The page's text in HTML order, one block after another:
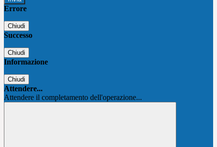
Errore
Chiudi
Successo
Chiudi
Informazione
Chiudi
Attendere...
Attendere il completamento dell'operazione...